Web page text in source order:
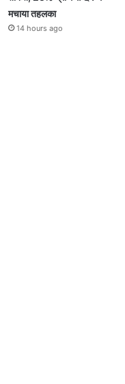
मचाया तहलका
14 hours ago